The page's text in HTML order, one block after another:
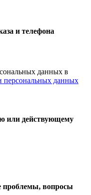
и телефона
данных в
персональных данных
или действующему
проблемы, вопросы